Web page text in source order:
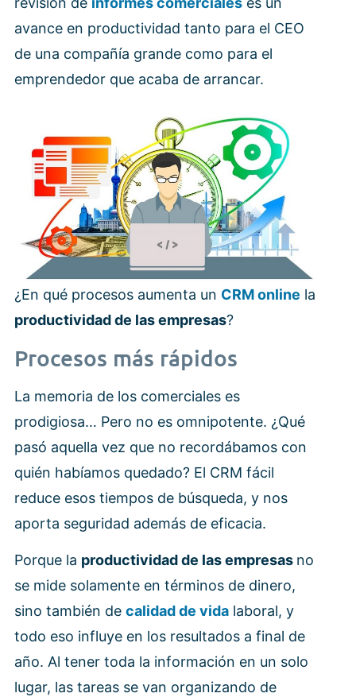
avance en productividad tanto para el CEO
de una compañía grande como para el
emprendedor que acaba de arrancar.
¿En qué procesos aumenta un CRM online la
productividad de las empresas?
Procesos más rápidos
La memoria de los comerciales es
prodigiosa… Pero no es omnipotente. ¿Qué
pasó aquella vez que no recordábamos con
quién habíamos quedado? El CRM fácil
reduce esos tiempos de búsqueda, y nos
aporta seguridad además de eficacia.
Porque la productividad de las empresas no
se mide solamente en términos de dinero,
sino también de calidad de vida laboral, y
todo eso influye en los resultados a final de
año. Al tener toda la información en un solo
lugar, las tareas se van organizando de